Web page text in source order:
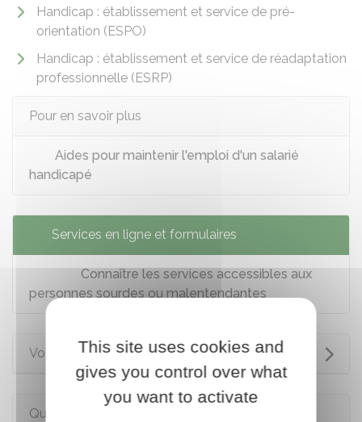
Handicap : établissement et service de pré-
orientation (ESPO)
Handicap : établissement et service de réadaptation
professionnelle (ESRP)
Pour en savoir plus
Aides pour maintenir l'emploi d'un salarié
handicapé
Services en ligne et formulaires
Connaître les services accessibles aux
personnes sourdes ou malentendantes
Voir aussi
Questions ? Réponses !
This site uses cookies and
gives you control over what
you want to activate